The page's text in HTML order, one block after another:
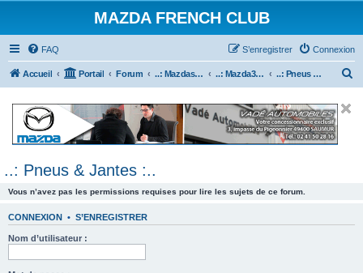
MAZDA FRENCH CLUB
FAQ Connexion
S’enregistrer
Accueil Portail Forum ..: Mazdaspeed & MPS :.. ..: Mazda3 MPS & Mazdaspeed 3 :.. ..: Pneus & Jantes :..
e
..: Pneus & Jantes :..
Vous n’avez pas les permissions requises pour lire les sujets de ce forum.
CONNEXION • S’ENREGISTRER
Nom d’utilisateur :